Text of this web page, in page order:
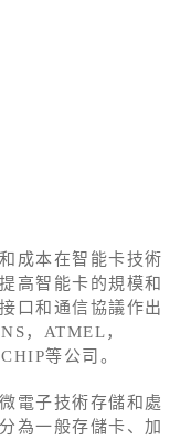
成本在智能卡技術
高智能卡的規模和
口和通信協議作出
，ATMEL，
等公司。
電子技術存儲和處
為一般存儲卡、加